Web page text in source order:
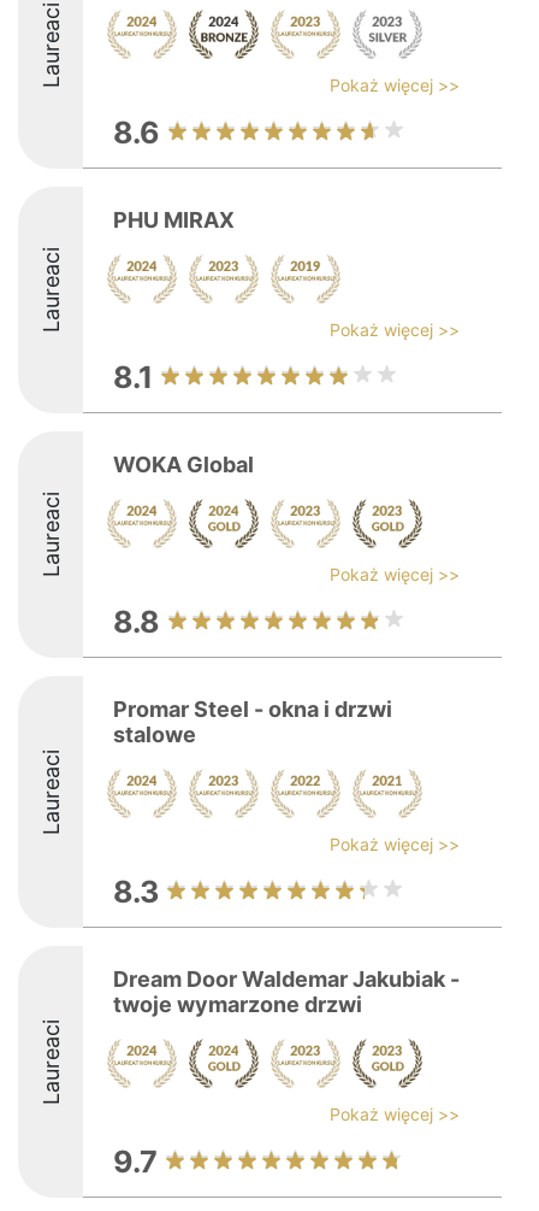
Laureaci Pokaż więcej >>
8.6
Laureaci
PHU MIRAX
Pokaż więcej >>
8.1
Laureaci
WOKA Global
Pokaż więcej >>
8.8
Laureaci
Promar Steel - okna i drzwi
stalowe
Pokaż więcej >>
8.3
Laureaci
Dream Door Waldemar Jakubiak -
twoje wymarzone drzwi
Pokaż więcej >>
9.7